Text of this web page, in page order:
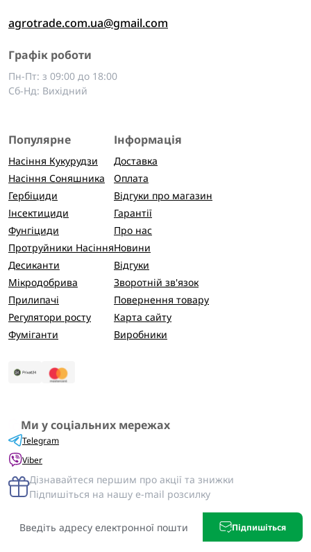
agrotrade.com.ua@gmail.com
Графік роботи
Пн-Пт: з 09:00 до 18:00
Сб-Нд: Вихідний
Популярне
Насіння Кукурудзи
Насіння Соняшника
Гербіциди
Інсектициди
Фунгіциди
Протруйники Насіння
Десиканти
Мікродобрива
Прилипачі
Регулятори росту
Фуміганти
Інформація
Доставка
Оплата
Відгуки про магазин
Гарантії
Про нас
Новини
Відгуки
Зворотній зв'язок
Повернення товару
Карта сайту
Виробники
Ми у соціальних мережах
Telegram
Viber
Дізнавайтеся першим про акції та знижки
Підпишіться на нашу e-mail розсилку
Підпишіться